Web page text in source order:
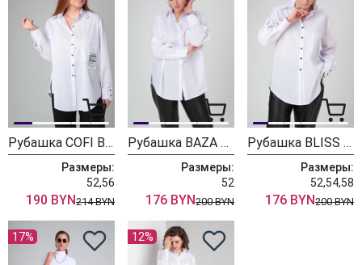
Рубашка COFI BLISS 8518 белый
Размеры:
52,56
190 BYN214 BYN
Рубашка BAZA BLISS 8215 белый бриллиант
Размеры:
52
176 BYN200 BYN
Рубашка BLISS 8216 белый бриллиант
Размеры:
52,54,58
176 BYN200 BYN
17% 12%